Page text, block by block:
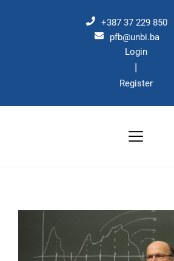
+387 37 229 850
pfb@unbi.ba
Login
|
Register